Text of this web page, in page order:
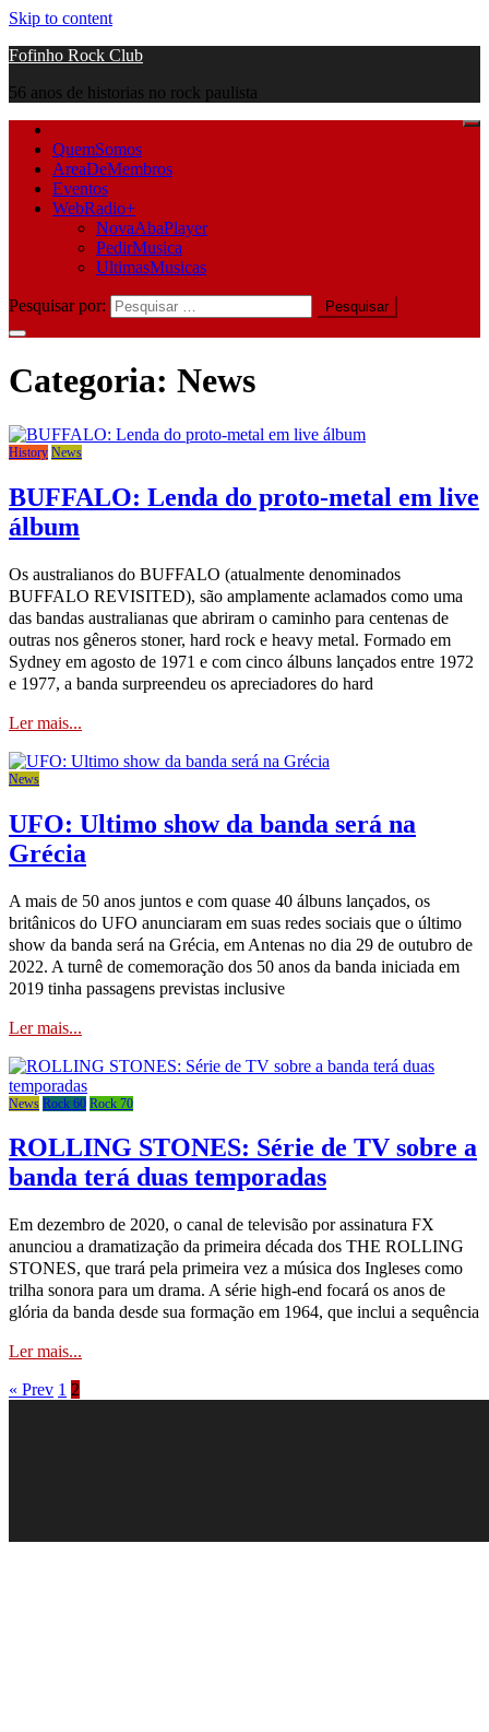
Skip to content
Fofinho Rock Club
56 anos de historias no rock paulista
QuemSomos
AreaDeMembros
Eventos
WebRadio+
NovaAbaPlayer
PedirMusica
UltimasMusicas
Pesquisar por:
Categoria: News
History News
BUFFALO: Lenda do proto-metal em live
álbum
Os australianos do BUFFALO (atualmente denominados
BUFFALO REVISITED), são amplamente aclamados como uma
das bandas australianas que abriram o caminho para centenas de
outras nos gêneros stoner, hard rock e heavy metal. Formado em
Sydney em agosto de 1971 e com cinco álbuns lançados entre 1972
e 1977, a banda surpreendeu os apreciadores do hard
Ler mais...
News
UFO: Ultimo show da banda será na
Grécia
A mais de 50 anos juntos e com quase 40 álbuns lançados, os
britânicos do UFO anunciaram em suas redes sociais que o último
show da banda será na Grécia, em Antenas no dia 29 de outubro de
2022. A turnê de comemoração dos 50 anos da banda iniciada em
2019 tinha passagens previstas inclusive
Ler mais...
News Rock 60 Rock 70
ROLLING STONES: Série de TV sobre a
banda terá duas temporadas
Em dezembro de 2020, o canal de televisão por assinatura FX
anunciou a dramatização da primeira década dos THE ROLLING
STONES, que trará pela primeira vez a música dos Ingleses como
trilha sonora para um drama. A série high-end focará os anos de
glória da banda desde sua formação em 1964, que inclui a sequência
Ler mais...
« Prev 1 2